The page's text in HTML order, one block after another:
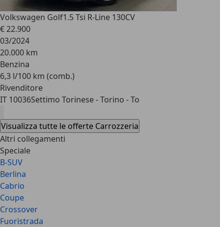
Volkswagen Golf1.5 Tsi R-Line 130CV
€ 22.900
03/2024
20.000 km
Benzina
6,3 l/100 km (comb.)
Rivenditore
IT 10036Settimo Torinese - Torino - To
Visualizza tutte le offerte Carrozzeria
Altri collegamenti
Speciale
B-SUV
Berlina
Cabrio
Coupe
Crossover
Fuoristrada